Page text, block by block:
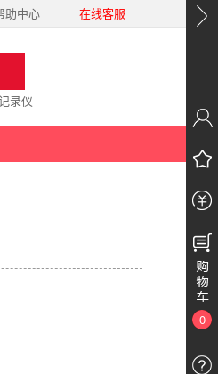
助中心 在线客服
录仪
0